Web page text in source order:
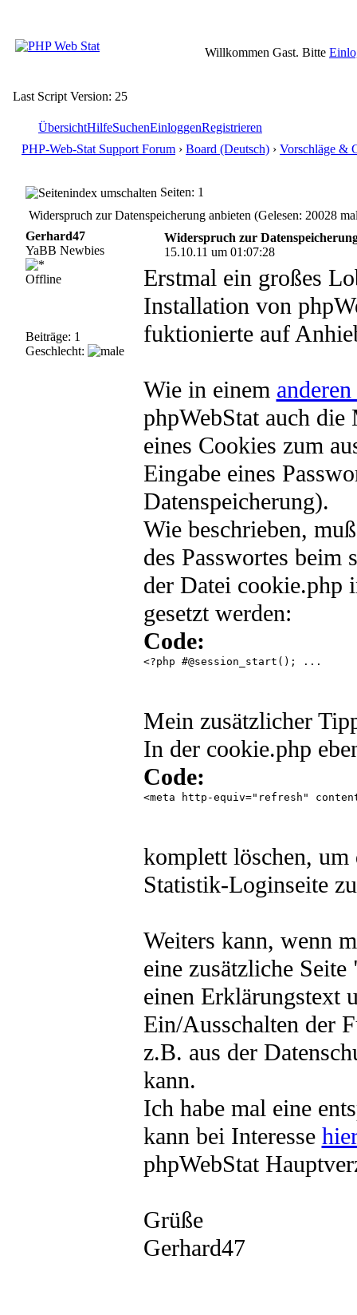
Willkommen Gast. Bitte
Last Script Version: 25
ÜbersichtHilfeSuchenEinloggenRegistrieren
PHP-Web-Stat Support Forum › Board (Deutsch) › Vorschläge &
Seiten: 1
Widerspruch zur Datenspeicherung anbieten (Gelesen: 20028
Gerhard47
YaBB Newbies
Offline
Beiträge: 1
Geschlecht:
Widerspruch zur
15.10.11 um 01:07:28
Erstmal ein großes
Installation von
fuktionierte auf
Wie in einem
phpWebStat auch
eines Cookies zum
Eingabe eines
Datenspeicherung).
Wie beschrieben,
des Passwortes beim
der Datei cookie.php
gesetzt werden:
Code:
<?php #@session_start(); ...
Mein zusätzlicher
In der cookie.php
Code:
<meta http-equiv="refresh"
komplett löschen, um
Statistik-Loginseite
Weiters kann, wenn
eine zusätzliche
einen Erklärungstext
Ein/Ausschalten der
z.B. aus der
kann.
Ich habe mal eine
kann bei Interesse
phpWebStat
Grüße
Gerhard47